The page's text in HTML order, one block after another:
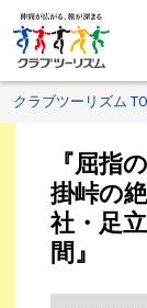
クラブツーリズム
『屈指
掛峠の
社・足
間』